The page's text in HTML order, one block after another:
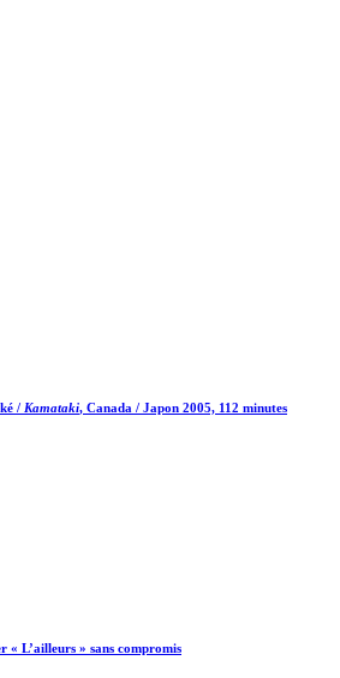
/ Kamataki, Canada / Japon 2005, 112 minutes
« L’ailleurs » sans compromis